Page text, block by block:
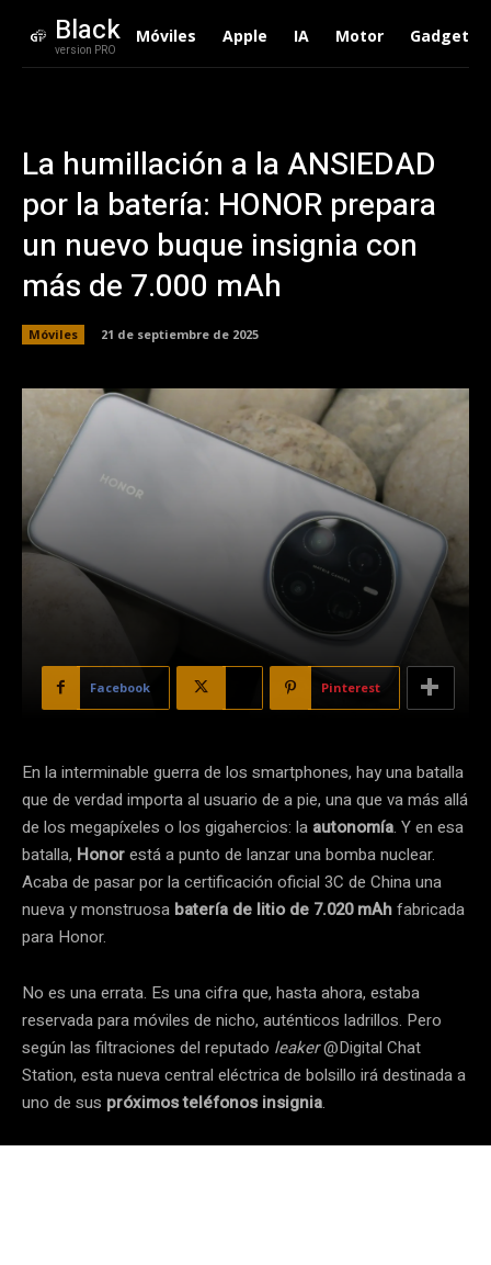
Black
version PRO
Móviles Apple IA Motor Gadgets
La humillación a la ANSIEDAD
por la batería: HONOR prepara
un nuevo buque insignia con
más de 7.000 mAh
Móviles 21 de septiembre de 2025
Facebook Pinterest
En la interminable guerra de los smartphones, hay una batalla
que de verdad importa al usuario de a pie, una que va más allá
de los megapíxeles o los gigahercios: la autonomía. Y en esa
batalla, Honorestá a punto de lanzar una bomba nuclear.
Acaba de pasar por la certificación oficial 3C de China una
nueva y monstruosa batería de litio de 7.020 mAhfabricada
para Honor.
No es una errata. Es una cifra que, hasta ahora, estaba
reservada para móviles de nicho, auténticos ladrillos. Pero
según las filtraciones del reputado leaker@Digital Chat
Station, esta nueva central eléctrica de bolsillo irá destinada a
uno de sus próximos teléfonos insignia.